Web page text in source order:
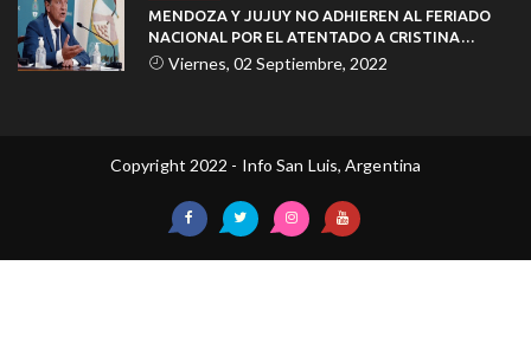
MENDOZA Y JUJUY NO ADHIEREN AL FERIADO
NACIONAL POR EL ATENTADO A CRISTINA
KIRCHNER
Viernes, 02 Septiembre, 2022
Copyright 2022 - Info San Luis, Argentina